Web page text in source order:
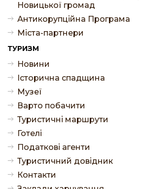
Новицької громад
Антикорупційна Програма
Міста-партнери
ТУРИЗМ
Новини
Історична спадщина
Музеї
Варто побачити
Туристичні маршрути
Готелі
Податкові агенти
Туристичний довідник
Контакти